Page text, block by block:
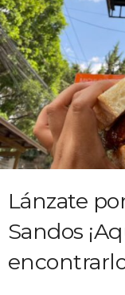
Lánzate
Sandos